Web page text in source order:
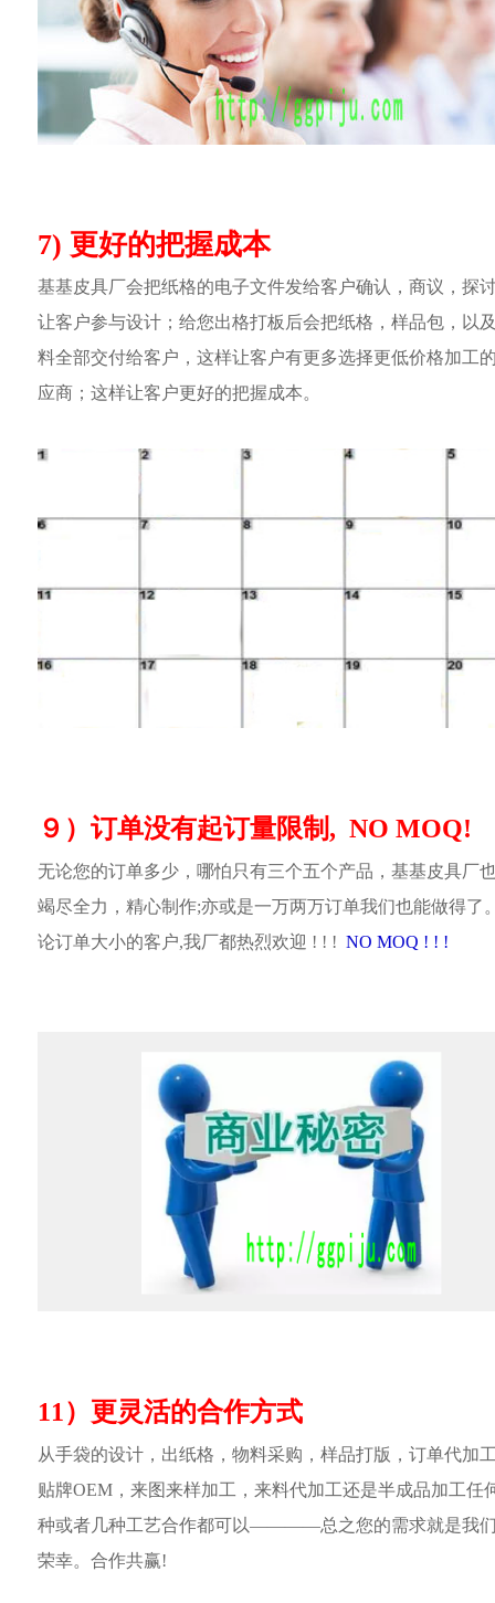
7) 更好的把握成本
基基皮具厂会把纸格的电子文件发给客户确认，商议，探
让客户参与设计；给您出格打板后会把纸格，样品包，以
料全部交付给客户，这样让客户有更多选择更低价格加工
应商；这样让客户更好的把握成本。
９）订单没有起订量限制, NO MOQ!
无论您的订单多少，哪怕只有三个五个产品，基基皮具厂
竭尽全力，精心制作;亦或是一万两万订单我们也能做得了
论订单大小的客户,我厂都热烈欢迎 ! ! ! NO MOQ ! ! !
11）更灵活的合作方式
从手袋的设计，出纸格，物料采购，样品打版，订单代加
贴牌OEM，来图来样加工，来料代加工还是半成品加工任
种或者几种工艺合作都可以————总之您的需求就是我
荣幸。合作共赢!